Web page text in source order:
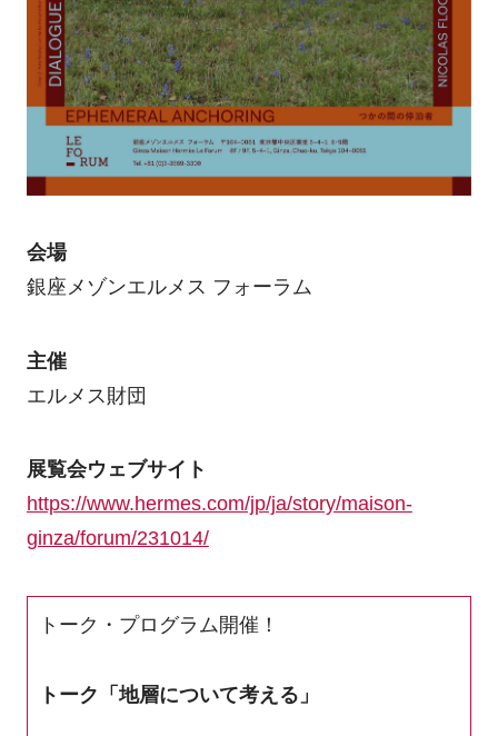
会場
銀座メゾンエルメス フォーラム
主催
エルメス財団
展覧会ウェブサイト
https://www.hermes.com/jp/ja/story/maison-
ginza/forum/231014/
トーク・プログラム開催！
トーク「地層について考える」